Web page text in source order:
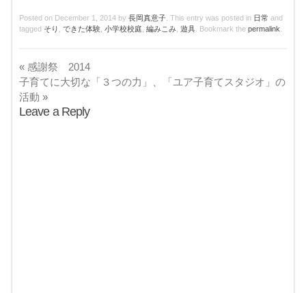
Posted on December 1, 2014 by 長岡真意子. This entry was posted in 日常 and
tagged そり できた体験, 小学校校庭 編みこみ, 遊具. Bookmark the permalink
«感謝祭 2014
子育てに大切な「３つの力」、「ユア子育てスタジオ」の
活動 »
Leave a Reply